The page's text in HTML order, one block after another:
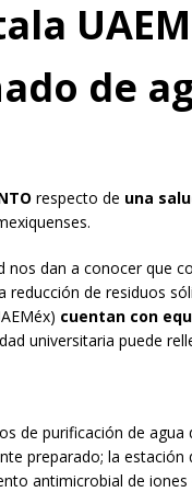
de
respecto de una
nos dan a conocer que
reducción de residuos
cuentan con
universitaria puede
de purificación de agua
preparado; la estación
antimicrobial de